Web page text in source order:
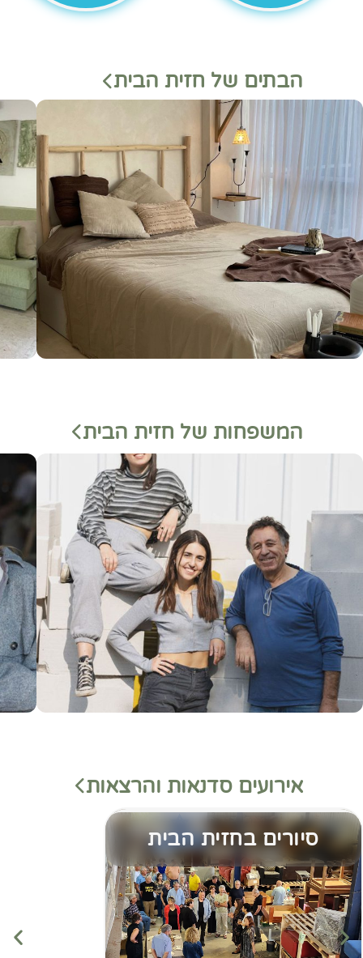
הבתים של חזית הבית
המשפחות של חזית הבית
אירועים סדנאות והרצאות
סיורים בחזית הבית